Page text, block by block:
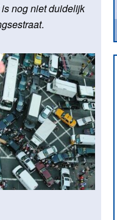
nog niet duidelijk
.